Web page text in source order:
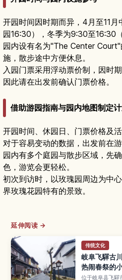
开园时间因时期而异，4月至11
园16:30），冬季为9:30至16:30
园内设有名为"The Center
施，散步途中方便休息。
入园门票采用浮动票价制，因时
因此请在出发前确认门票价格。
借助游园指南与园内地图制定计
开园时间、休园日、门票价格及
对于容易变动的数据，出发前在
园内有多个庭园与散步区域，先
色，游览会更轻松。
初次到访时，以玫瑰园周边为中
界玫瑰花园特有的景致。
延伸阅读 →
传统文化
岐阜飞驒古
热闹春祭的
位于岐阜县飞驒